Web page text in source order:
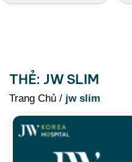
THẺ: JW SLIM
Trang Chủ / jw slim